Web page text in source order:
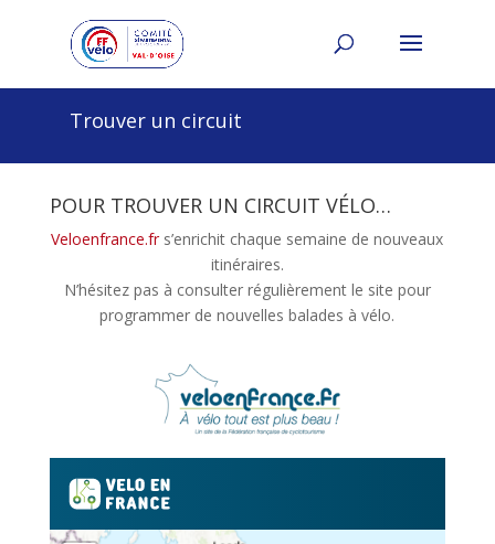
Trouver un circuit
POUR TROUVER UN CIRCUIT VÉLO…
Veloenfrance.frs’enrichit chaque semaine de nouveaux
itinéraires.
N’hésitez pas à consulter régulièrement le site pour
programmer de nouvelles balades à vélo.